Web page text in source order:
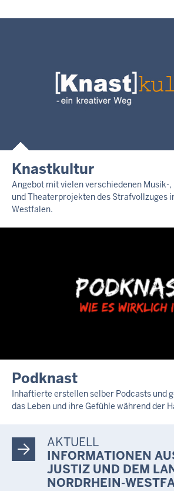
Knastkultur
Angebot mit vielen verschiedenen Musik-
und Theaterprojekten des Strafvollzuges
Westfalen.
Podknast
Inhaftierte erstellen selber Podcasts und
das Leben und ihre Gefühle während der
AKTUELL
INFORMATIONEN
JUSTIZ UND DEM
NORDRHEIN-